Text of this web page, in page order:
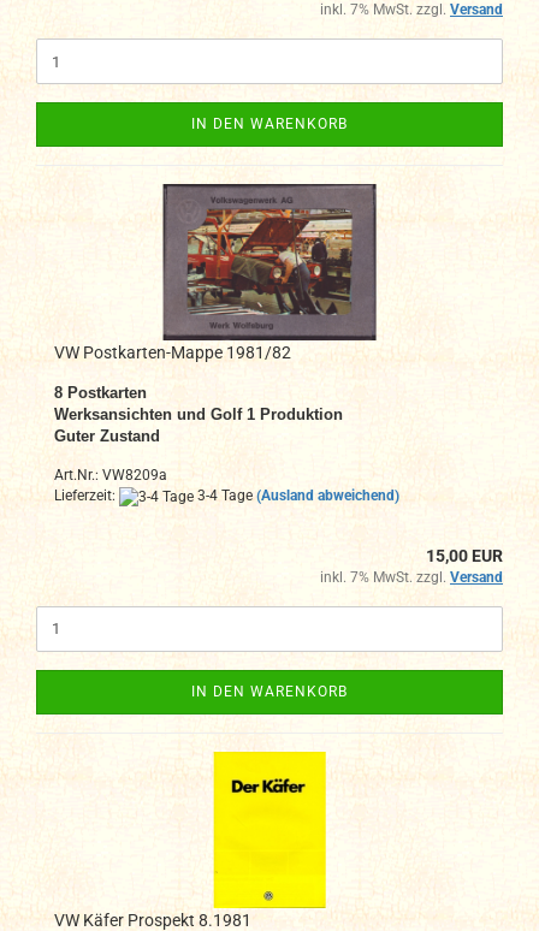
inkl. 7% MwSt. zzgl. Versand
IN DEN WARENKORB
VW Postkarten-Mappe 1981/82
8 Postkarten
Werksansichten und Golf 1 Produktion
Guter Zustand
Art.Nr.: VW8209a
Lieferzeit:
3-4 Tage (Ausland abweichend)
15,00 EUR
inkl. 7% MwSt. zzgl. Versand
IN DEN WARENKORB
VW Käfer Prospekt 8.1981